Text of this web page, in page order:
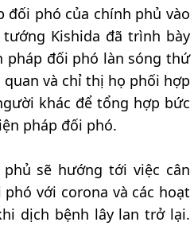
đối phó của chính phủ vào
Kishida đã trình bày
pháp đối phó làn sóng thứ
và chỉ thị họ phối hợp
khác để tổng hợp bức
pháp đối phó.
sẽ hướng tới việc cân
với corona và các hoạt
dịch bệnh lây lan trở lại.